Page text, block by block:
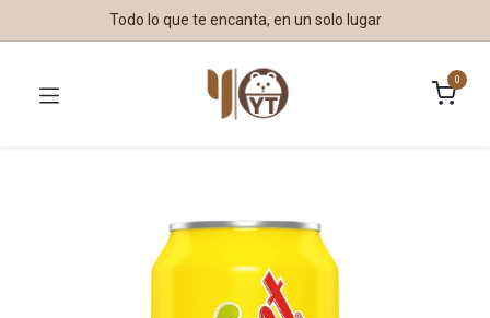
Todo lo que te encanta, en un solo lugar
0